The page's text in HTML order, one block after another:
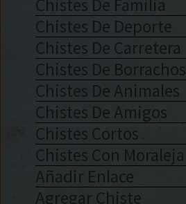
Chistes De Familia
Chistes De Deporte
Chistes De Carretera
Chistes De Borrachos
Chistes De Animales
Chistes De Amigos
Chistes Cortos
Chistes Con Moraleja
Añadir Enlace
Agregar Chiste